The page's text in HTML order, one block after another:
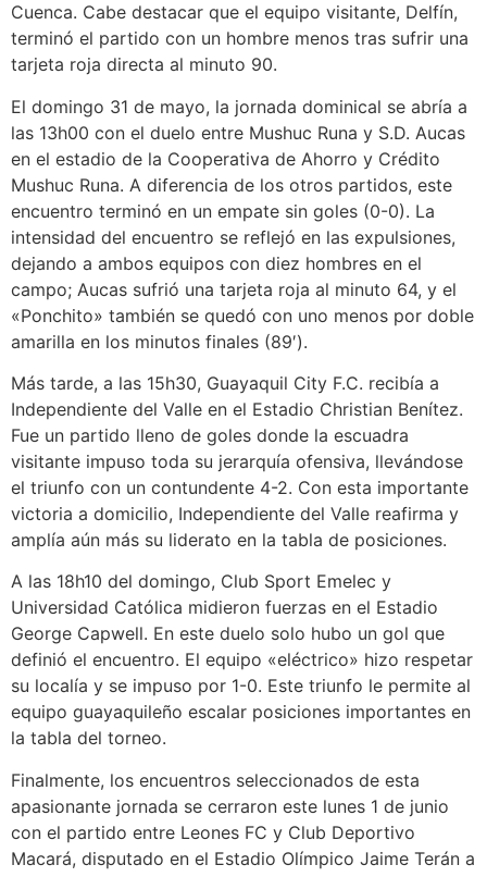
Cuenca. Cabe destacar que el equipo visitante, Delfín,
terminó el partido con un hombre menos tras sufrir una
tarjeta roja directa al minuto 90.
El domingo 31 de mayo, la jornada dominical se abría a
las 13h00 con el duelo entre Mushuc Runa y S.D. Aucas
en el estadio de la Cooperativa de Ahorro y Crédito
Mushuc Runa. A diferencia de los otros partidos, este
encuentro terminó en un empate sin goles (0-0). La
intensidad del encuentro se reflejó en las expulsiones,
dejando a ambos equipos con diez hombres en el
campo; Aucas sufrió una tarjeta roja al minuto 64, y el
«Ponchito» también se quedó con uno menos por doble
amarilla en los minutos finales (89′).
Más tarde, a las 15h30, Guayaquil City F.C. recibía a
Independiente del Valle en el Estadio Christian Benítez.
Fue un partido lleno de goles donde la escuadra
visitante impuso toda su jerarquía ofensiva, llevándose
el triunfo con un contundente 4-2. Con esta importante
victoria a domicilio, Independiente del Valle reafirma y
amplía aún más su liderato en la tabla de posiciones.
A las 18h10 del domingo, Club Sport Emelec y
Universidad Católica midieron fuerzas en el Estadio
George Capwell. En este duelo solo hubo un gol que
definió el encuentro. El equipo «eléctrico» hizo respetar
su localía y se impuso por 1-0. Este triunfo le permite al
equipo guayaquileño escalar posiciones importantes en
la tabla del torneo.
Finalmente, los encuentros seleccionados de esta
apasionante jornada se cerraron este lunes 1 de junio
con el partido entre Leones FC y Club Deportivo
Macará, disputado en el Estadio Olímpico Jaime Terán a